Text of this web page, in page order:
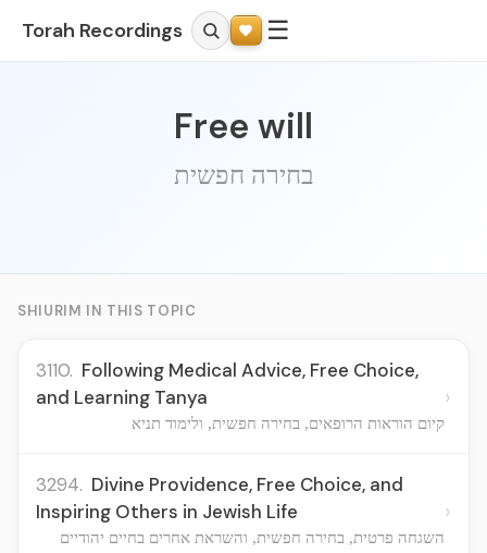
Torah Recordings ☰
Free will
בחירה חפשית
SHIURIM IN THIS TOPIC
3110. Following Medical Advice, Free Choice,
and Learning Tanya
קיום הוראות הרופאים, בחירה חפשית, ולימוד תניא
›
3294. Divine Providence, Free Choice, and
Inspiring Others in Jewish Life
השגחה פרטית, בחירה חפשית, והשראת אחרים בחיים יהודיים
›